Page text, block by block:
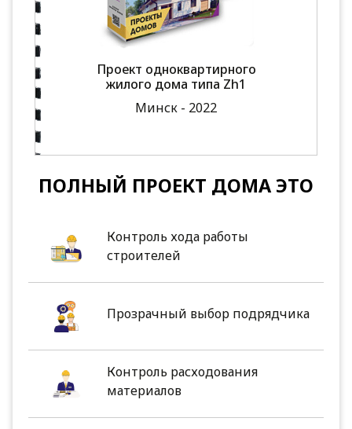
Проект одноквартирного
жилого дома типа Zh1
Минск - 2022
ПОЛНЫЙ ПРОЕКТ ДОМА ЭТО
Контроль хода работы
строителей
Прозрачный выбор подрядчика
Контроль расходования
материалов